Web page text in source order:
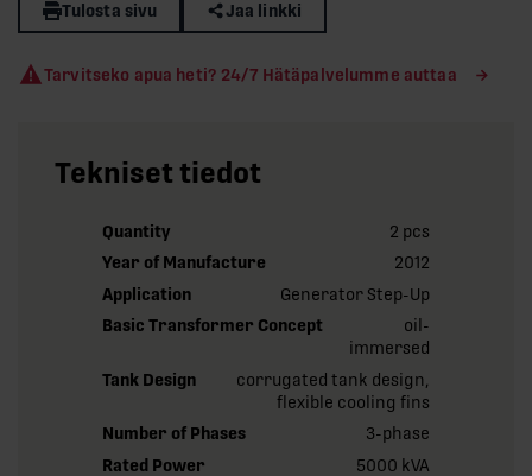
Tulosta sivu Jaa linkki
Tarvitseko apua heti? 24/7 Hätäpalvelumme auttaa
Tekniset tiedot
Quantity
2 pcs
Year of Manufacture
2012
Application
Generator Step-Up
Basic Transformer Concept
oil-
immersed
Tank Design
corrugated tank design,
flexible cooling fins
Number of Phases
3-phase
Rated Power
5000 kVA